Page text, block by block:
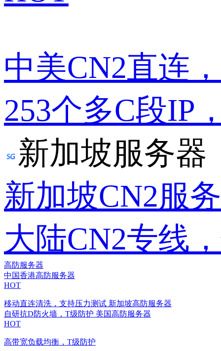
中美CN2直连
253个多C段IP
新加坡服务器
新加坡CN2服
大陆CN2专线
高防服务器
中国香港高防服务器
HOT
移动直连清洗，支持压力测试 新加坡高防服务器
自研抗D防火墙，T级防护 美国高防服务器
HOT
高带宽负载均衡，T级防护